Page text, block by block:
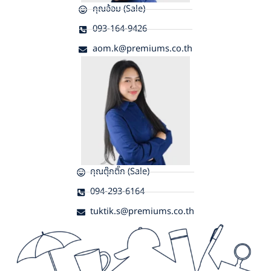
คุณอ้อม (Sale)
093-164-9426
aom.k@premiums.co.th
คุณตุ๊กติ๊ก (Sale)
094-293-6164
tuktik.s@premiums.co.th